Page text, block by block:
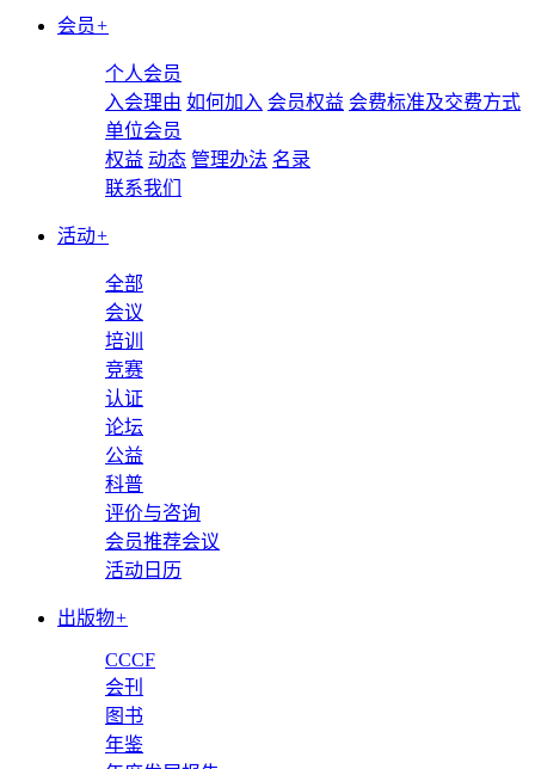
会员+
个人会员
入会理由 如何加入 会员权益 会费标准及交费方式
单位会员
权益 动态 管理办法 名录
联系我们
活动+
全部
会议
培训
竞赛
认证
论坛
公益
科普
评价与咨询
会员推荐会议
活动日历
出版物+
CCCF
会刊
图书
年鉴